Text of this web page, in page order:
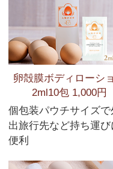
卵殻膜ボディローシ
2ml10包 1,000円
個包装パウチサイズで
出旅行先など持ち運び
便利